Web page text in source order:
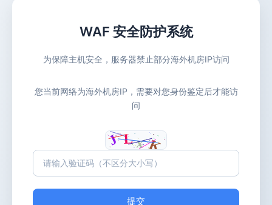
WAF 安全防护系统
为保障主机安全，服务器禁止部分海外机房IP访问
您当前网络为海外机房IP，需要对您身份鉴定后才能访
问
提交